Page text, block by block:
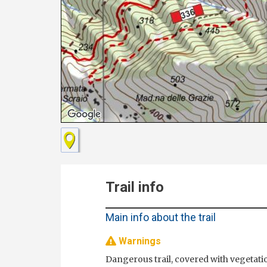
Trail info
Main info about the trail
Warnings
Dangerous trail, covered with